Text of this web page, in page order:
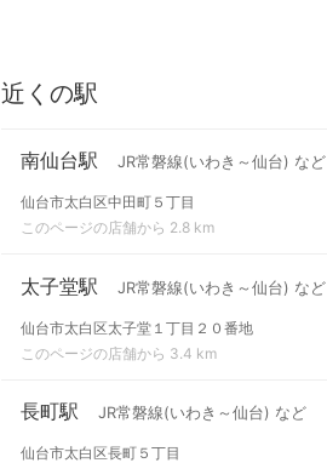
近くの駅
南仙台駅 JR常磐線(いわき～仙台) など
仙台市太白区中田町５丁目
このページの店舗から 2.8 km
太子堂駅 JR常磐線(いわき～仙台) など
仙台市太白区太子堂１丁目２０番地
このページの店舗から 3.4 km
長町駅 JR常磐線(いわき～仙台) など
仙台市太白区長町５丁目